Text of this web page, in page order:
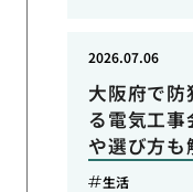
大阪府で防
る電気工
や選び方も
2026.07.06
生活